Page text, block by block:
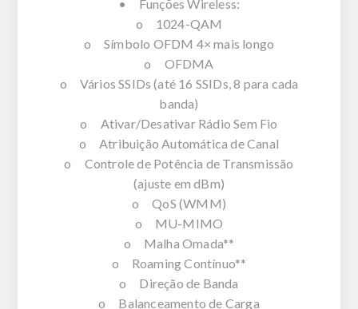
• Funções Wireless:
o 1024-QAM
o Símbolo OFDM 4× mais longo
o OFDMA
o Vários SSIDs (até 16 SSIDs, 8 para cada
banda)
o Ativar/Desativar Rádio Sem Fio
o Atribuição Automática de Canal
o Controle de Potência de Transmissão
(ajuste em dBm)
o QoS (WMM)
o MU-MIMO
o Malha Omada**
o Roaming Contínuo**
o Direção de Banda
o Balanceamento de Carga